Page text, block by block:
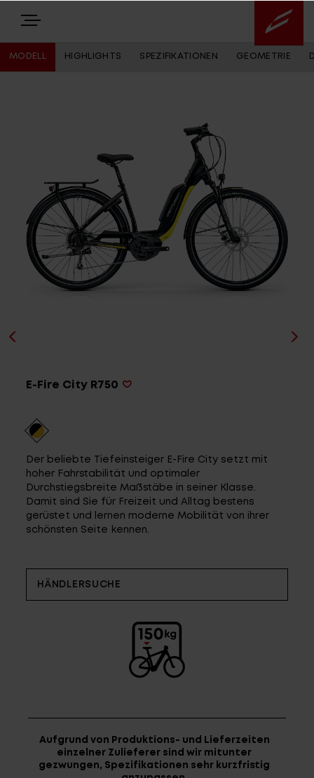
Highlights
Über uns
Service
Top-Links
Entwickelt und Designed in BaWü
Finde die richtige Rahmengröße
MODELL HIGHLIGHTS SPEZIFIKATIONEN GEOMETRIE
E-Fire City R750
Der beliebte Tiefeinsteiger E-Fire City setzt mit
hoher Fahrstabilität und optimaler
Durchstiegsbreite Maßstäbe in seiner Klasse.
Damit sind Sie für Freizeit und Alltag bestens
gerüstet und lernen moderne Mobilität von ihrer
schönsten Seite kennen.
HÄNDLERSUCHE
Aufgrund von Produktions- und Lieferzeiten
einzelner Zulieferer sind wir mitunter
gezwungen, Spezifikationen sehr kurzfristig